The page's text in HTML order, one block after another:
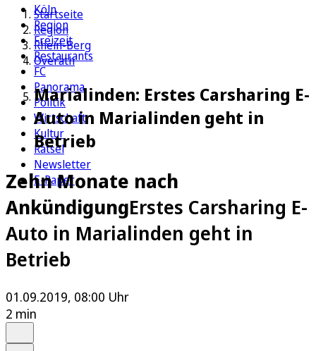
Köln
Region
Freizeit
Restaurants
FC
Panorama
Politik
Wirtschaft
Kultur
Rätsel
Newsletter
E-Paper
Startseite
Region
Rhein-Berg
Overath
Marialinden: Erstes Carsharing E-
Auto in Marialinden geht in
Betrieb
Zehn Monate nach
AnkündigungErstes Carsharing E-
Auto in Marialinden geht in
Betrieb
01.09.2019, 08:00 Uhr
2 min